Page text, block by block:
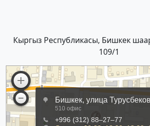
Кыргыз Республикасы, Бишкек
109/1